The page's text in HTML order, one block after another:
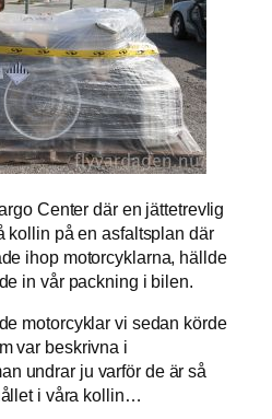
Center där en jättetrevlig
kollin på en asfaltsplan där
ihop motorcyklarna, hällde
in vår packning i bilen.
motorcyklar vi sedan körde
var beskrivna i
undrar ju varför de är så
i våra kollin…